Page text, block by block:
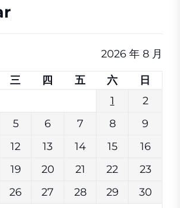
2026 年 8 月
三 四 五 六
日
1
2
5 6 7 8
9
12 13 14 15
16
19 20 21 22
23
26 27 28 29
30